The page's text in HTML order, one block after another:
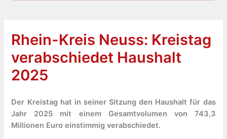
Rhein-Kreis Neuss: Kreistag
verabschiedet Haushalt
2025
Der Kreistag hat in seiner Sitzung den Haushalt für das
Jahr 2025 mit einem Gesamtvolumen von 743,3
Millionen Euro einstimmig verabschiedet.